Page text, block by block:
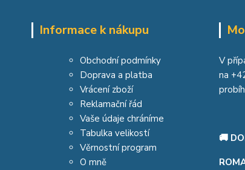
Informace k nákupu
Obchodní podmínky
Doprava a platba
Vrácení zboží
Reklamační řád
Vaše údaje chráníme
Tabulka velikostí
Věrnostní program
O mně
V
na
🚚